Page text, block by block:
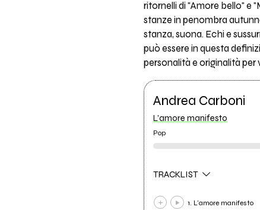
ritornelli di "Amore bello" e
stanze in penombra
stanza, suona. Echi e
può essere in questa
personalità e originalità per
Andrea Carboni
L’amore manifesto
Pop
TRACKLIST
1. L'amore manifesto